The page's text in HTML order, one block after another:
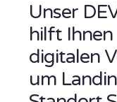
Unser
hilft
digitalen
um